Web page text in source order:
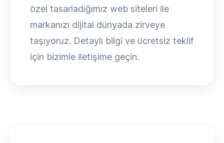
özel tasarladığımız web siteleri ile
markanızı dijital dünyada zirveye
taşıyoruz. Detaylı bilgi ve ücretsiz teklif
için bizimle iletişime geçin.